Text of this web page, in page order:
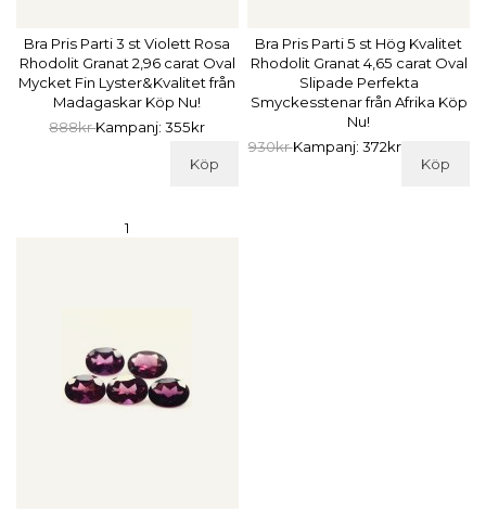
Bra Pris Parti 3 st Violett Rosa
Rhodolit Granat 2,96 carat Oval
Mycket Fin Lyster&Kvalitet från
Madagaskar Köp Nu!
888krKampanj: 355kr
Köp
Bra Pris Parti 5 st Hög Kvalitet
Rhodolit Granat 4,65 carat Oval
Slipade Perfekta
Smyckesstenar från Afrika Köp
Nu!
930krKampanj: 372kr
Köp
1